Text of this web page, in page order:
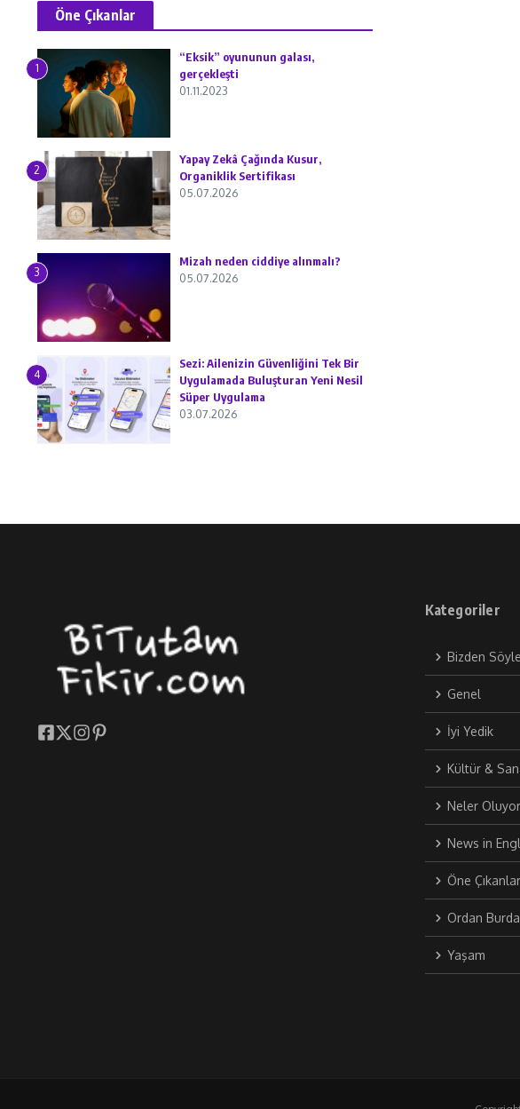
Öne Çıkanlar
1
“Eksik” oyununun galası,
gerçekleşti
01.11.2023
2
Yapay Zekâ Çağında Kusur,
Organiklik Sertifikası
05.07.2026
3
Mizah neden ciddiye alınmalı?
05.07.2026
4
Sezi: Ailenizin Güvenliğini Tek Bir
Uygulamada Buluşturan Yeni Nesil
Süper Uygulama
03.07.2026
Kategoriler
Bizden
Genel
İyi Yedik
Kültür &
Neler Oluyor
News in
Öne Çıkanlar
Ordan
Yaşam